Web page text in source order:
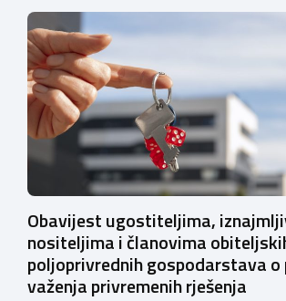
Obavijest ugostiteljima,
nositeljima i članovima
poljoprivrednih gospodarstava
važenja privremenih rješenja